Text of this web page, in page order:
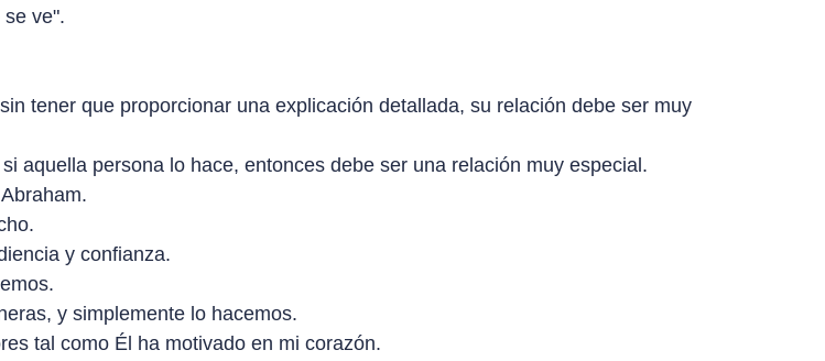
ve".
tener que proporcionar una explicación detallada, su relación debe ser muy
aquella persona lo hace, entonces debe ser una relación muy especial.
y confianza.
y simplemente lo hacemos.
tal como Él ha motivado en mi corazón.